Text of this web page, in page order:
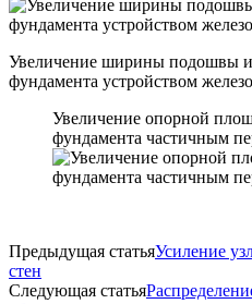
Увеличение ширины подошвы и
фундамента устройством
Увеличение опорной
фундамента частичным
Предыдущая статьяУсиление
стен
Следующая статья